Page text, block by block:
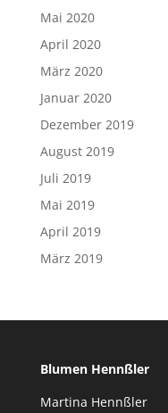
Mai 2020
April 2020
März 2020
Januar 2020
Dezember 2019
August 2019
Juli 2019
Mai 2019
April 2019
März 2019
Blumen Hennßler
Martina Hennßler